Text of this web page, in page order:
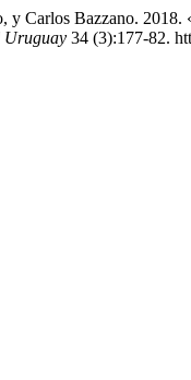
Carlos Bazzano. 2018.
Uruguay 34 (3):177-82.